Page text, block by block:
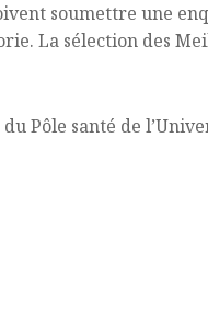
soumettre une
La sélection des
Pôle santé de